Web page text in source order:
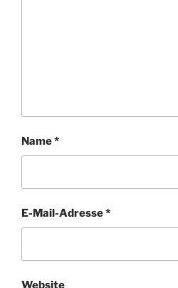
Name*
E-Mail-Adresse*
Website